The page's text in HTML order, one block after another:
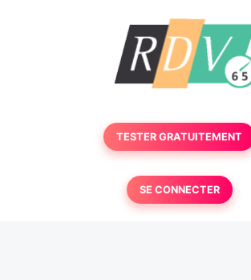
TESTER GRATUITEMENT
SE CONNECTER